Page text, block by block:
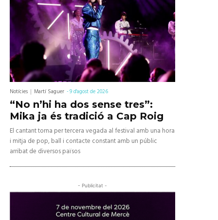
Notícies Martí Saguer -9 d'agost de 2026
“No n’hi ha dos sense tres”:
Mika ja és tradició a Cap Roig
El cantant torna per tercera vegada al festival amb una hora
i mitja de pop, ball i contacte constant amb un públic
arribat de diversos països
- Publicitat -